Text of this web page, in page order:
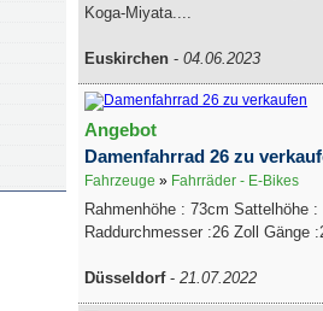
Koga-Miyata....
Euskirchen - 04.06.2023
Angebot
Damenfahrrad 26 zu
Fahrzeuge » Fahrräder - E-Bikes
Rahmenhöhe : 73cm Sattelhöhe
Raddurchmesser :26 Zoll Gänge
Düsseldorf- 21.07.2022